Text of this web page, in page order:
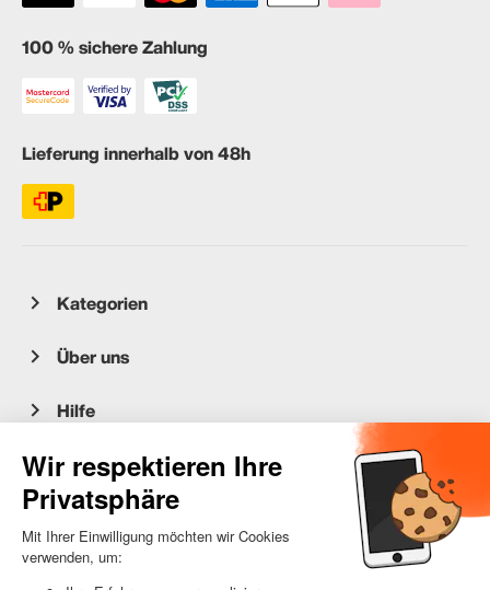
100 % sichere Zahlung
Lieferung innerhalb von 48h
Kategorien
Über uns
Hilfe
Kundenservice
occasion.migros.mobile@recommerce.com
Montag-Freitag 08:00-17:00